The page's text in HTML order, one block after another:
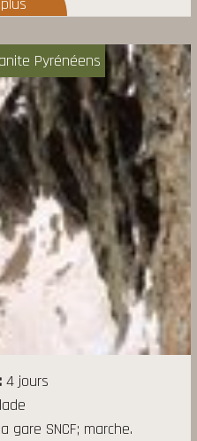
Pyrénéens
4 jours
gare SNCF; marche.